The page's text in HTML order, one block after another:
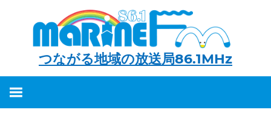
つながる地域の放送局86.1MHz
つ
な